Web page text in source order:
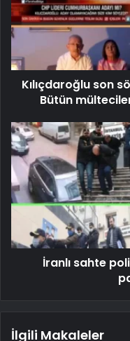
Kılıçdaroğlu son
Bütün
İranlı sahte
İlgili Makaleler